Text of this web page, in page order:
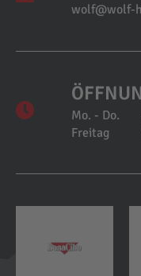
wolf@wolf-
Mo. - Do.
Freitag